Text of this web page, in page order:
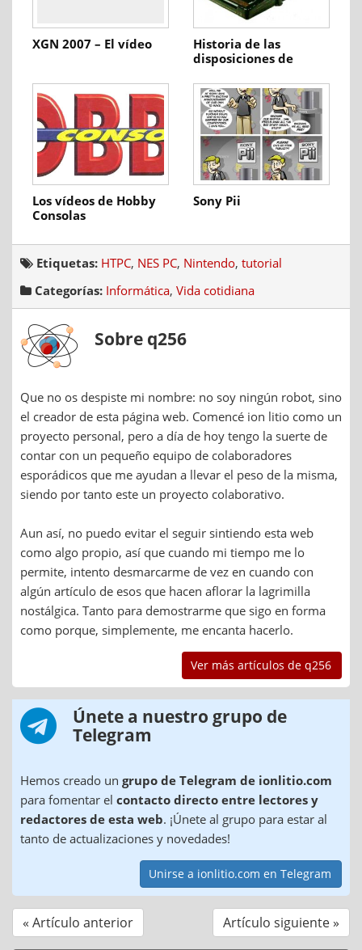
XGN 2007 – El vídeo
Historia de las
disposiciones de
Los vídeos de Hobby
Consolas
Sony Pii
Etiquetas: HTPC, NES PC, Nintendo, tutorial
Categorías: Informática, Vida cotidiana
Sobre q256
Que no os despiste mi nombre: no soy ningún robot, sino
el creador de esta página web. Comencé ion litio como un
proyecto personal, pero a día de hoy tengo la suerte de
contar con un pequeño equipo de colaboradores
esporádicos que me ayudan a llevar el peso de la misma,
siendo por tanto este un proyecto colaborativo.
Aun así, no puedo evitar el seguir sintiendo esta web
como algo propio, así que cuando mi tiempo me lo
permite, intento desmarcarme de vez en cuando con
algún artículo de esos que hacen aflorar la lagrimilla
nostálgica. Tanto para demostrarme que sigo en forma
como porque, simplemente, me encanta hacerlo.
Ver más artículos de q256
Únete a nuestro grupo de
Telegram
Hemos creado un grupo de Telegram de ionlitio.com
para fomentar el contacto directo entre lectores y
redactores de esta web. ¡Únete al grupo para estar al
tanto de actualizaciones y novedades!
Unirse a ionlitio.com en Telegram
« Artículo anterior Artículo siguiente »